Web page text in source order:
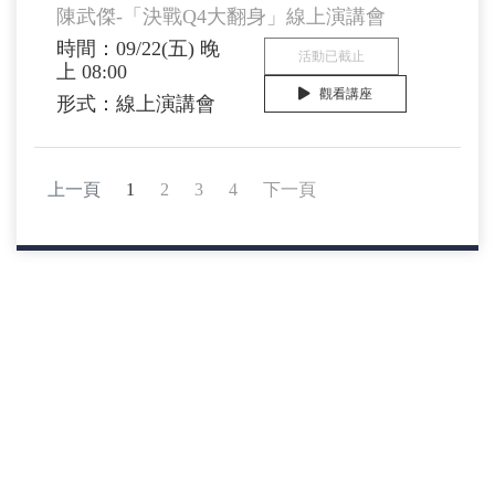
陳武傑-「決戰Q4大翻身」線上演講會
時間：09/22(五) 晚
上 08:00
形式：線上演講會
活動已截止
觀看講座
上一頁 1 2 3 4 下一頁